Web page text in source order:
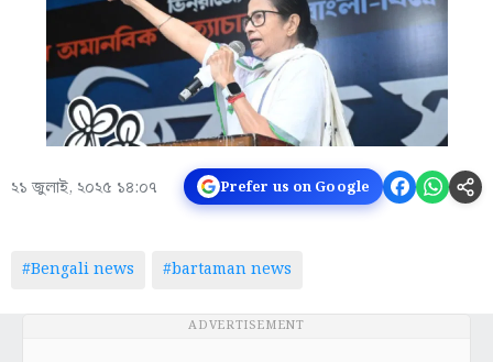
২১ জুলাই, ২০২৫ ১৪:০৭ Prefer us on Google
#Bengali news #bartaman news
ADVERTISEMENT